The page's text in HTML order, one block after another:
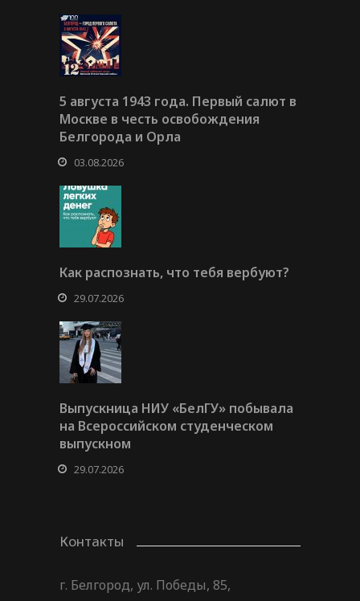
5 августа 1943 года. Первый салют в
Москве в честь освобождения
Белгорода и Орла
03.08.2026
Как распознать, что тебя вербуют?
29.07.2026
Выпускница НИУ «БелГУ» побывала
на Всероссийском студенческом
выпускном
29.07.2026
Контакты
г. Белгород, ул. Победы, 85,